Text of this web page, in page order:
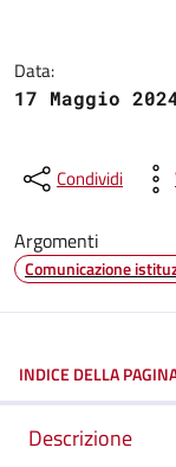
Data:
17 Maggio
Condividi
Argomenti
Comunicazione
INDICE DELLA
Descrizione